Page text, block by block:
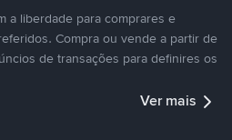
a liberdade para comprares e
Compra ou vende a partir de
de transações para definires os
Ver mais